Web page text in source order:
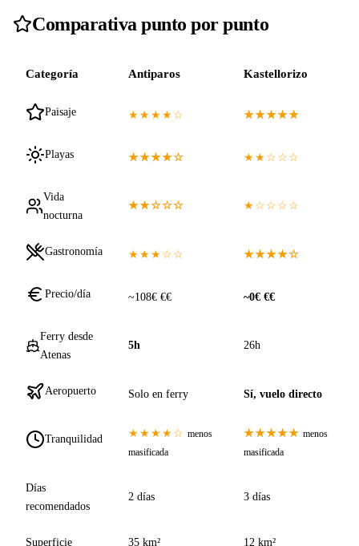
Comparativa punto por punto
Categoría Antiparos Kastellorizo
Paisaje ★★★★☆ ★★★★★
Playas ★★★★☆ ★★☆☆☆
Vida
nocturna
★★☆☆☆ ★☆☆☆☆
Gastronomía ★★★☆☆ ★★★★☆
Precio/día ~108€ €€ ~0€ €€
Ferry desde
Atenas
5h 26h
Aeropuerto Solo en ferry Sí, vuelo directo
Tranquilidad ★★★★☆ menos
masificada
★★★★★ menos
masificada
Días
recomendados
2 días 3 días
Superficie 35 km² 12 km²